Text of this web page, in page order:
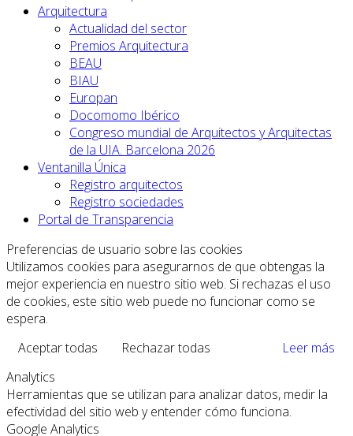
Arquitectura
Actualidad del sector
Premios Arquitectura
BEAU
BIAU
Europan
Docomomo Ibérico
Congreso mundial de Arquitectos y Arquitectas
de la UIA. Barcelona 2026
Ventanilla Única
Registro arquitectos
Registro sociedades
Portal de Transparencia
Preferencias de usuario sobre las cookies
Utilizamos cookies para asegurarnos de que obtengas la
mejor experiencia en nuestro sitio web. Si rechazas el uso
de cookies, este sitio web puede no funcionar como se
espera.
Aceptar todas
Rechazar todas
Leer más
Analytics
Herramientas que se utilizan para analizar datos, medir la
efectividad del sitio web y entender cómo funciona.
Google Analytics